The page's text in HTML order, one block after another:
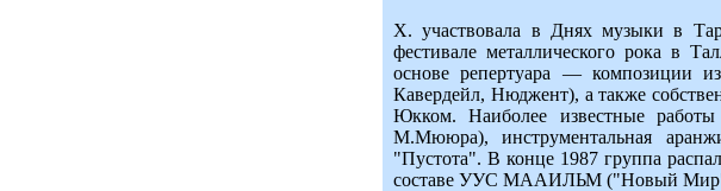
X. участвовала в Днях музыки в
фестивале металлического рока в
основе репертуара — композиции
Кавердейл, Нюджент), а также
Юкком. Наиболее известные
М.Мююра), инструментальная
"Пустота". В конце 1987 группа
составе УУС МААИЛЬМ ("Новый